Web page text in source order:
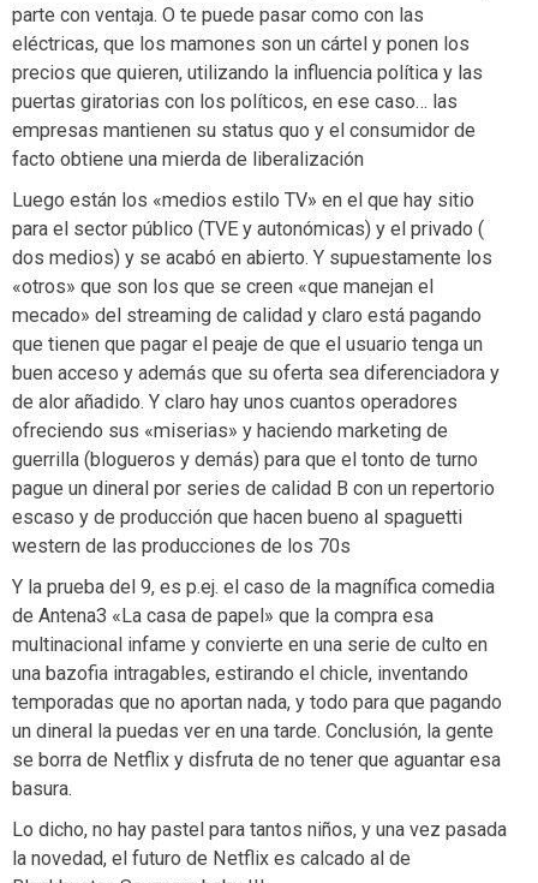
parte con ventaja. O te puede pasar como con las
eléctricas, que los mamones son un cártel y ponen los
precios que quieren, utilizando la influencia política y las
puertas giratorias con los políticos, en ese caso… las
empresas mantienen su status quo y el consumidor de
facto obtiene una mierda de liberalización
Luego están los «medios estilo TV» en el que hay sitio
para el sector público (TVE y autonómicas) y el privado (
dos medios) y se acabó en abierto. Y supuestamente los
«otros» que son los que se creen «que manejan el
mecado» del streaming de calidad y claro está pagando
que tienen que pagar el peaje de que el usuario tenga un
buen acceso y además que su oferta sea diferenciadora y
de alor añadido. Y claro hay unos cuantos operadores
ofreciendo sus «miserias» y haciendo marketing de
guerrilla (blogueros y demás) para que el tonto de turno
pague un dineral por series de calidad B con un repertorio
escaso y de producción que hacen bueno al spaguetti
western de las producciones de los 70s
Y la prueba del 9, es p.ej. el caso de la magnífica comedia
de Antena3 «La casa de papel» que la compra esa
multinacional infame y convierte en una serie de culto en
una bazofia intragables, estirando el chicle, inventando
temporadas que no aportan nada, y todo para que pagando
un dineral la puedas ver en una tarde. Conclusión, la gente
se borra de Netflix y disfruta de no tener que aguantar esa
basura.
Lo dicho, no hay pastel para tantos niños, y una vez pasada
la novedad, el futuro de Netflix es calcado al de